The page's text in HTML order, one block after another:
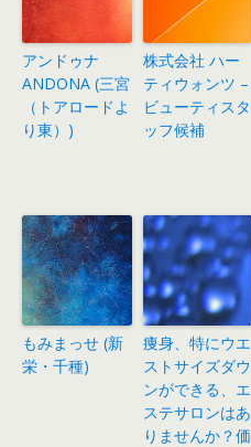
アンドゥナ
ANDONA (三宮
（トアロードよ
り東）)
株式会社 ハー
ティウォンツ –
ビューティスタ
ッフ候補
もみまっせ (新
栄・千種)
痩身、特にウエ
ストサイズダウ
ンができる、エ
ステサロンはあ
りませんか？価